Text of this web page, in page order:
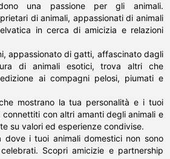
una passione per gli animali.
di animali, appassionati di animali
in cerca di amicizia e relazioni
appassionato di gatti, affascinato dagli
di animali esotici, trova altri che
ai compagni pelosi, piumati e
mostrano la tua personalità e i tuoi
connettiti con altri amanti degli animali e
su valori ed esperienze condivise.
dove i tuoi animali domestici non sono
Scopri amicizie e partnership